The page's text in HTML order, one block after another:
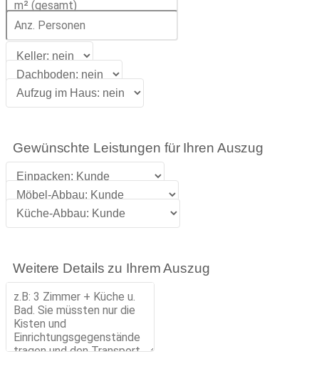
Gewünschte Leistungen für Ihren Auszug
Weitere Details zu Ihrem Auszug